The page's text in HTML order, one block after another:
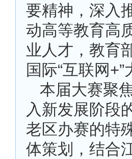
要精神，深入
动高等教育高
业人才，教育
国际“互联网
本届大赛聚
入新发展阶段
老区办赛的特
体策划，结合